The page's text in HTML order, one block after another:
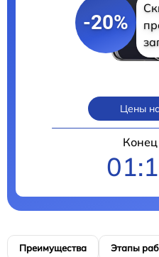
-20%
Цены
Преимущества Этапы